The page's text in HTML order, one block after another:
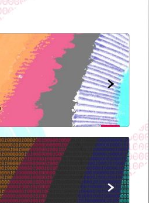
US
弊社の事業についてや、
取材のお問い合わせなど
気軽に
ご連絡ください。